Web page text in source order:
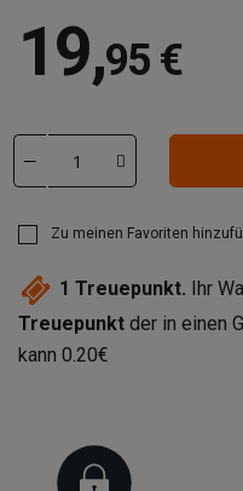
19,95 €
Zu meinen Favoriten
1 Treuepunkt. Ihr
Treuepunkt der in einen
kann 0.20€